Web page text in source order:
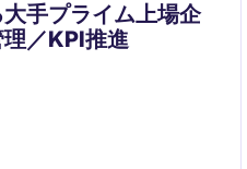
手プライム上場企
／KPI推進